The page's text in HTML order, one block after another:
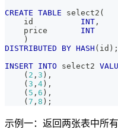
CREATE TABLE select2 (
    id
INT ,
    price
INT
)
DISTRIBUTED
BY HASH ( id ) ;
INSERT INTO select2
( 2 , 3 ) ,
( 3 , 4) ,
( 5 , 6 ) ,
(7 , 8 ) ;
示例一：返回两张表中所有